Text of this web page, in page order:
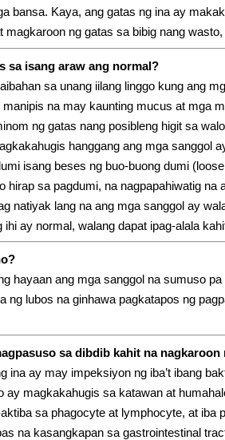
bansa. Kaya, ang gatas ng ina ay
ng gatas sa bibig nang
sa isang araw ang normal?
sa unang iilang linggo kung ang
na may kaunting mucus at mga
ng gatas nang posibleng higit sa
hanggang ang mga sanggol
isang beses ng buo-buong dumi
hirap sa pagdumi, na nagpapahiwatig
natiyak lang na ang mga sanggol ay
ay normal, walang dapat ipag-alala
hayaan ang mga sanggol na sumuso
ng lubos na ginhawa pagkatapos ng
sa dibdib kahit na
ina ay may impeksiyon ng iba’t ibang
ay magkakahugis sa katawan at
sa phagocyte at lymphocyte, at iba
na kasangkapan sa gastrointestinal